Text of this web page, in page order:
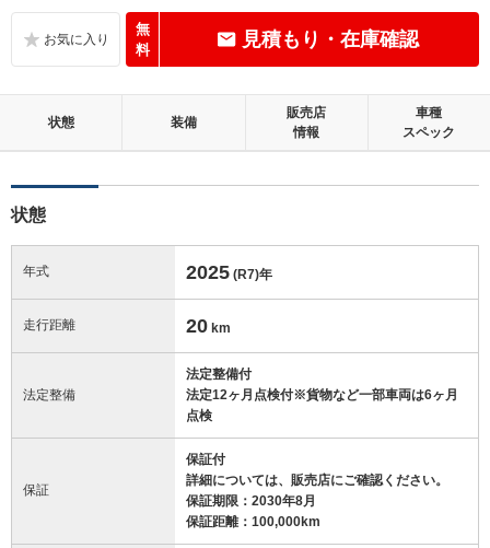
無
料
見積もり・在庫確認
状態 装備
販売店
情報
車種
スペック
状態
年式 2025 (R7)年
走行距離 20 km
法定整備
法定整備付
法定12ヶ月点検付※貨物など一部車両は6ヶ月
点検
保証
保証付
詳細については、販売店にご確認ください。
保証期限：2030年8月
保証距離：100,000km